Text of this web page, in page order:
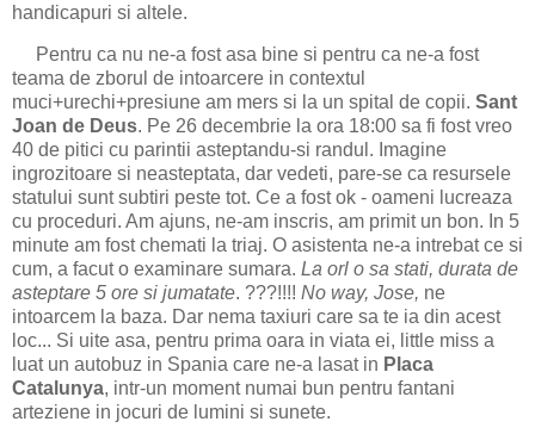
handicapuri si altele.
Pentru ca nu ne-a fost asa bine si pentru ca ne-a fost
teama de zborul de intoarcere in contextul
muci+urechi+presiune am mers si la un spital de copii. Sant
Joan de Deus. Pe 26 decembrie la ora 18:00 sa fi fost vreo
40 de pitici cu parintii asteptandu-si randul. Imagine
ingrozitoare si neasteptata, dar vedeti, pare-se ca resursele
statului sunt subtiri peste tot. Ce a fost ok - oameni lucreaza
cu proceduri. Am ajuns, ne-am inscris, am primit un bon. In 5
minute am fost chemati la triaj. O asistenta ne-a intrebat ce si
cum, a facut o examinare sumara. La orl o sa stati, durata de
asteptare 5 ore si jumatate. ???!!!! No way, Jose, ne
intoarcem la baza. Dar nema taxiuri care sa te ia din acest
loc... Si uite asa, pentru prima oara in viata ei, little miss a
luat un autobuz in Spania care ne-a lasat in Placa
Catalunya, intr-un moment numai bun pentru fantani
arteziene in jocuri de lumini si sunete.